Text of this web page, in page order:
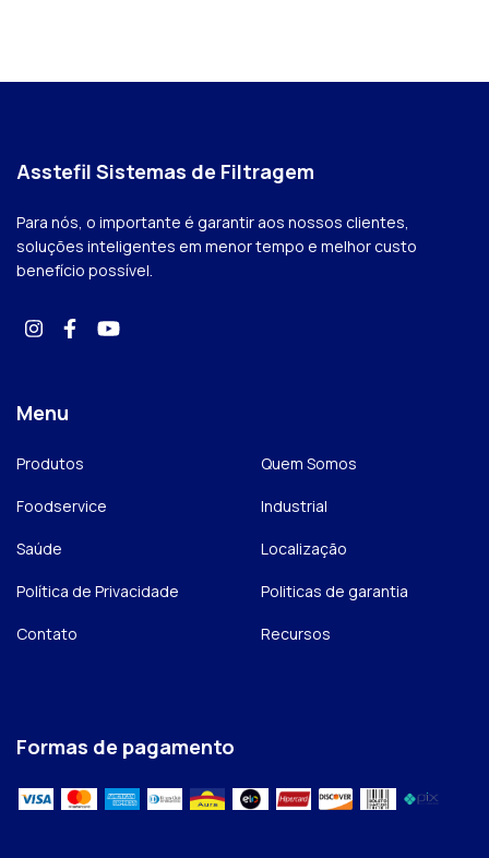
Asstefil Sistemas de Filtragem
Para nós, o importante é garantir aos nossos clientes,
soluções inteligentes em menor tempo e melhor custo
benefício possível.
Menu
Produtos Quem Somos
Foodservice Industrial
Saúde Localização
Política de Privacidade Politicas de garantia
Contato Recursos
Formas de pagamento